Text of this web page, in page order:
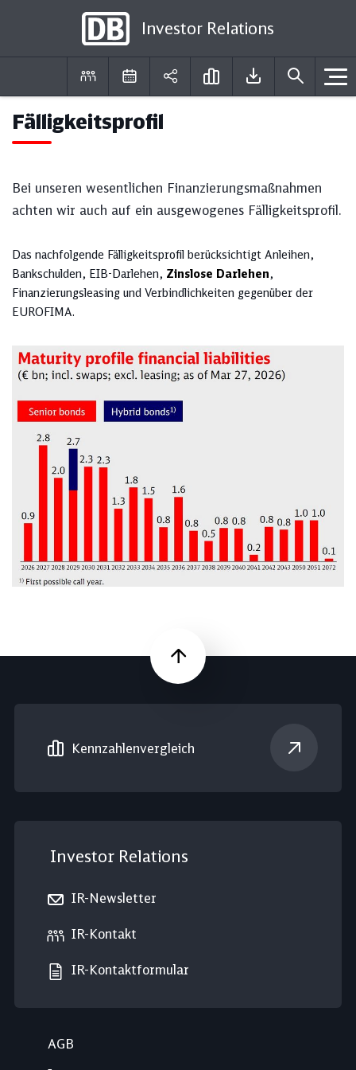
Investor Relations
DE
Fälligkeitsprofil
Bei unseren wesentlichen Finanzierungsmaßnahmen
achten wir auch auf ein ausgewogenes Fälligkeitsprofil.
Das nachfolgende Fälligkeitsprofil berücksichtigt Anleihen,
Bankschulden, EIB-Darlehen, Zinslose Darlehen,
Finanzierungsleasing und Verbindlichkeiten gegenüber der
EUROFIMA.
Nach oben
Kennzahlen­vergleich
Investor Relations
IR-Newsletter
IR-Kontakt
IR-Kontaktformular
AGB